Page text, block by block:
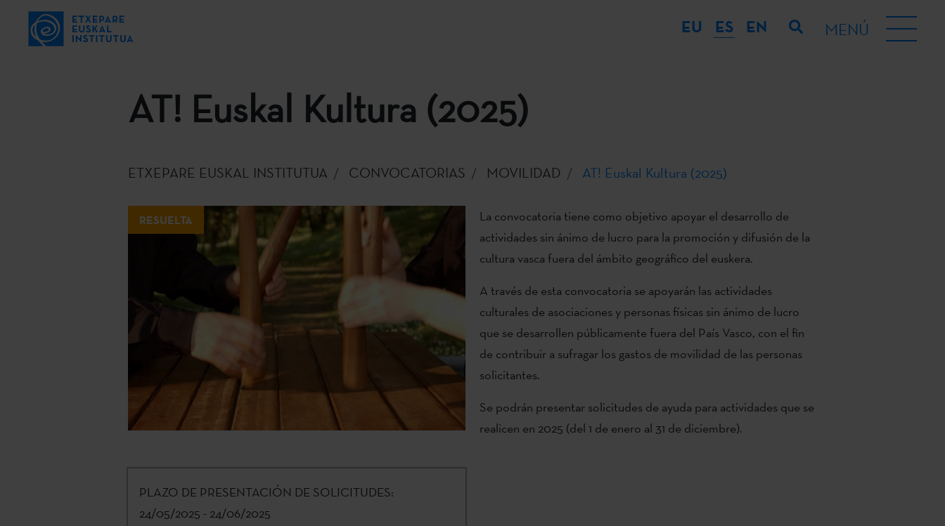
EU ES EN MENÚ
AT! Euskal Kultura (2025)
ETXEPARE EUSKAL INSTITUTUA CONVOCATORIAS MOVILIDAD AT! Euskal Kultura (2025)
RESUELTA
La convocatoria tiene como objetivo apoyar el desarrollo de
actividades sin ánimo de lucro para la promoción y difusión de la
cultura vasca fuera del ámbito geográfico del euskera.
A través de esta convocatoria se apoyarán las actividades
culturales de asociaciones y personas físicas sin ánimo de lucro
que se desarrollen públicamente fuera del País Vasco, con el fin
de contribuir a sufragar los gastos de movilidad de las personas
solicitantes.
Se podrán presentar solicitudes de ayuda para actividades que se
realicen en 2025 (del 1 de enero al 31 de diciembre).
PLAZO DE PRESENTACIÓN DE SOLICITUDES:
24/05/2025 - 24/06/2025